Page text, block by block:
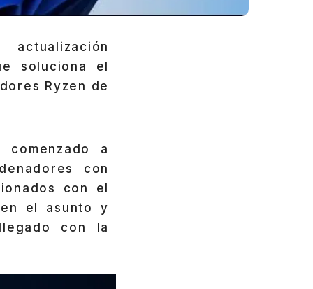
actualización
soluciona el
Ryzen de
a
con
con el
el asunto y
con la